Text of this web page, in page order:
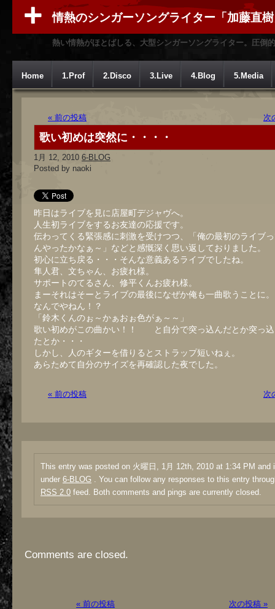
情熱のシンガーソングライター「加藤直
熱い情熱がほとばしる、大型シンガーソングライター。圧倒
Home 1.Prof 2.Disco 3.Live 4.Blog 5.Media
« 前の投稿 次
歌い初めは突然に・・・・
1月 12, 2010 6-BLOG
Posted by naoki
昨日はライブを見に店屋町デジャヴへ。
人生初ライブをするお友達の応援です。
伝わってくる緊張感に刺激を受けつつ、「俺の最初のライブ
んやったかなぁ～」などと感慨深く思い返しておりました。
初心に立ち戻る・・・そんな意義あるライブでしたね。
隼人君、文ちゃん、お疲れ様。
サポートのてるさん、修平くんお疲れ様。
まーそれはそーとライブの最後になぜか俺も一曲歌うことに。
なんでやねん！？
「鈴木くんのぉ～かぁおぉ色がぁ～～」
歌い初めがこの曲かい！！ と自分で突っ込んだとか突っ込
たとか・・・
しかし、人のギターを借りるとストラップ短いねぇ。
あらためて自分のサイズを再確認した夜でした。
« 前の投稿 次
This entry was posted on 火曜日, 1月 12th, 2010 at 1:34 PM and
under 6-BLOG . You can follow any responses to this entry
RSS 2.0 feed. Both comments and pings are currently closed.
Comments are closed.
« 前の投稿 次の投稿 »